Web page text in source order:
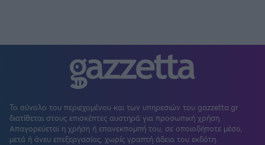
Το σύνολο του περιεχομένου και των υπηρεσιών του gazzetta.gr
διατίθεται στους επισκέπτες αυστηρά για προσωπική χρήση.
Απαγορεύεται η χρήση ή επανεκπομπή του, σε οποιοδήποτε μέσο,
μετά ή άνευ επεξεργασίας, χωρίς γραπτή άδεια του εκδότη.